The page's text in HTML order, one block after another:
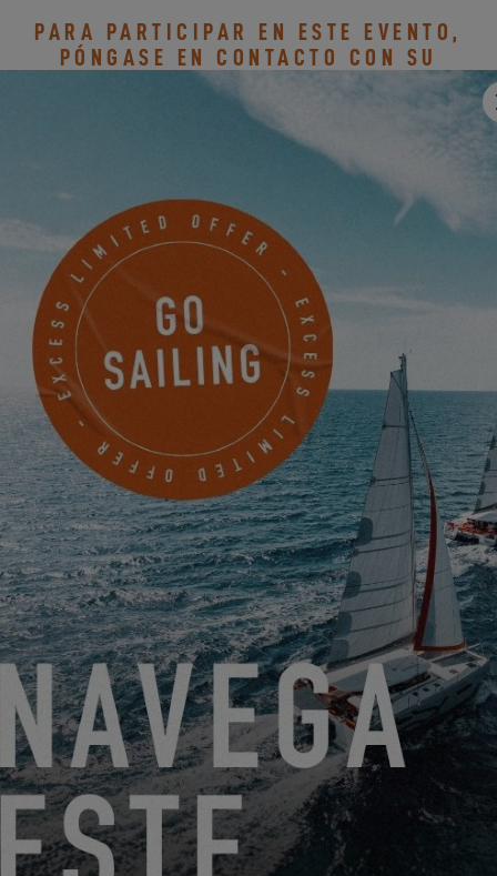
PARA PARTICIPAR EN ESTE EVENTO,
PÓNGASE EN CONTACTO CON SU
CONCESIONARIO
Su concesionario puede ponerse en contacto con Easy Sails,
para concertar una cita y acompañarle al Limassol Boat Show.
SOLICITAR MI INVITACION
DEL 22 DE JUNIO DE 2026 AL 31 DE AGOSTO DE 2026
¡GO SAILING CON EXCESS ESTE VERANO!
EXCESS 11-EXCESS 13-EXCESS 14
DEL 14 DE AGOSTO DE 2026 AL 16 DE AGOSTO DE
2026
EXCESS CLINIC 2026 EN FLORIDA
EXCESS 14